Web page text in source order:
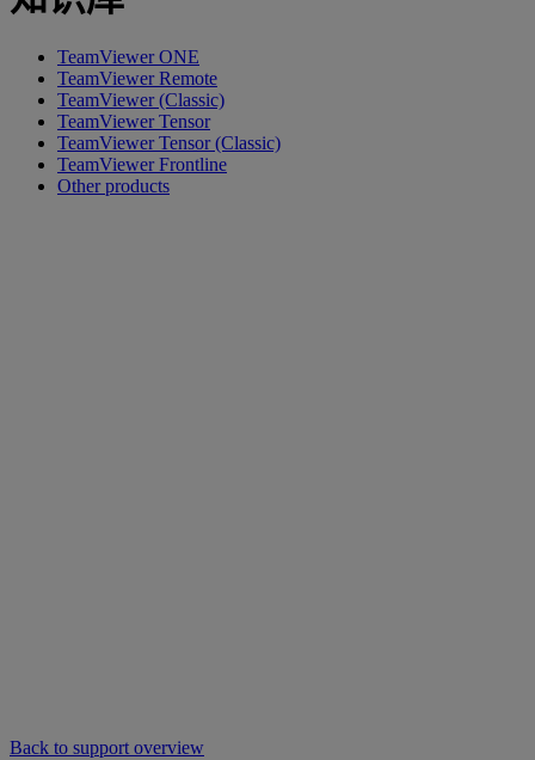
TeamViewer ONE
TeamViewer Remote
TeamViewer (Classic)
TeamViewer Tensor
TeamViewer Tensor (Classic)
TeamViewer Frontline
Other products
Back to support overview